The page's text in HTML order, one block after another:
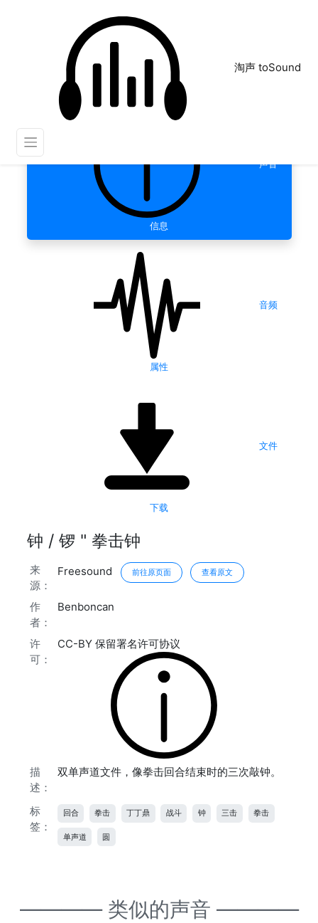
淘声 toSound
声音
信息
音频
属性
文件
下载
钟 / 锣 " 拳击钟
来
源：
Freesound 前往原页面 查看原文
作
者：
Benboncan
许
可：
CC-BY 保留署名许可协议
描
述：
双单声道文件，像拳击回合结束时的三次敲钟。
标
签：
回合 拳击 丁丁鼎 战斗 钟 三击 拳击
单声道 圆
———— 类似的声音 ————